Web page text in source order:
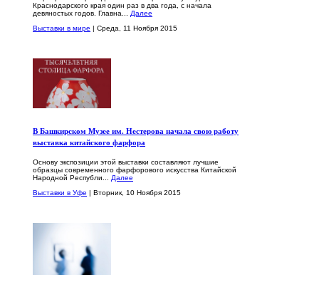
Краснодарского края один раз в два года, с начала
девяностых годов. Главна... Далее
Выставки в мире | Среда, 11 Ноября 2015
В Башкирском Музее им. Нестерова начала свою работу
выставка китайского фарфора
Основу экспозиции этой выставки составляют лучшие
образцы современного фарфорового искусства Китайской
Народной Республи... Далее
Выставки в Уфе | Вторник, 10 Ноября 2015